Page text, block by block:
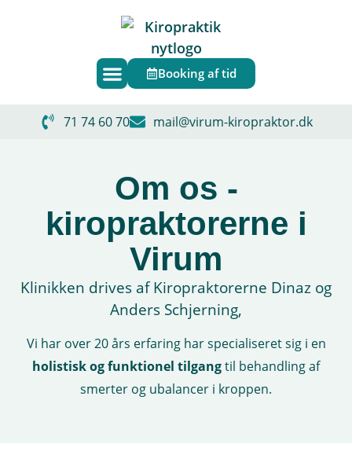
71 74 60 70 mail@virum-kiropraktor.dk
Booking af tid
Om os -
kiropraktorerne i
Virum
Klinikken drives af Kiropraktorerne Dinaz og
Anders Schjerning,
Vi har over 20 års erfaring har specialiseret sig i en
holistisk og funktionel tilgangtil behandling af
smerter og ubalancer i kroppen.